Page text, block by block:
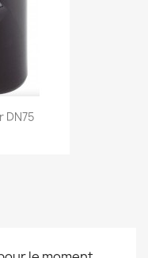
DN75